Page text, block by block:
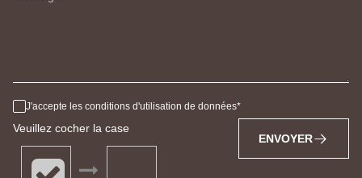
J'accepte les conditions d'utilisation de données
Veuillez cocher la case
ENVOYER